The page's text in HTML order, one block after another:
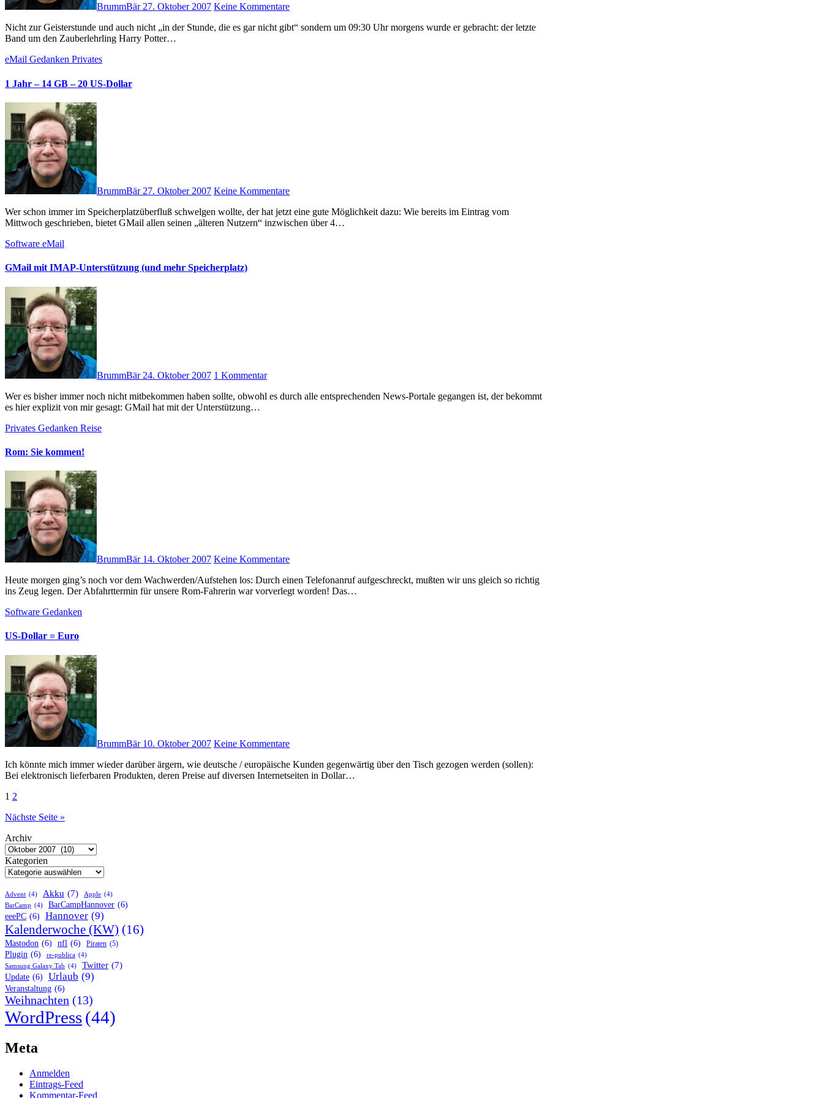
BrummBär27. Oktober 2007 Keine Kommentare
Nicht zur Geisterstunde und auch nicht „in der Stunde, die es gar nicht gibt“ sondern um 09:30 Uhr morgens wurde er gebracht: der letzte
Band um den Zauberlehrling Harry Potter…
eMail Gedanken Privates
1 Jahr – 14 GB – 20 US-Dollar
BrummBär 27. Oktober 2007 Keine Kommentare
Wer schon immer im Speicherplatzüberfluß schwelgen wollte, der hat jetzt eine gute Möglichkeit dazu: Wie bereits im Eintrag vom
Mittwoch geschrieben, bietet GMail allen seinen „älteren Nutzern“ inzwischen über 4…
Software eMail
GMail mit IMAP-Unterstützung (und mehr Speicherplatz)
BrummBär 24. Oktober 2007 1 Kommentar
Wer es bisher immer noch nicht mitbekommen haben sollte, obwohl es durch alle entsprechenden News-Portale gegangen ist, der bekommt
es hier explizit von mir gesagt: GMail hat mit der Unterstützung…
Privates Gedanken Reise
Rom: Sie kommen!
BrummBär 14. Oktober 2007 Keine Kommentare
Heute morgen ging’s noch vor dem Wachwerden/Aufstehen los: Durch einen Telefonanruf aufgeschreckt, mußten wir uns gleich so richtig
ins Zeug legen. Der Abfahrttermin für unsere Rom-Fahrerin war vorverlegt worden! Das…
Software Gedanken
US-Dollar = Euro
BrummBär 10. Oktober 2007 Keine Kommentare
Ich könnte mich immer wieder darüber ärgern, wie deutsche / europäische Kunden gegenwärtig über den Tisch gezogen werden (sollen):
Bei elektronisch lieferbaren Produkten, deren Preise auf diversen Internetseiten in Dollar…
Seitennummerierung
der
Beiträge
1 2
Nächste Seite »
Archiv
Kategorien
Advent (4) Akku (7) Apple (4)
BarCamp (4) BarCampHannover (6)
eeePC (6) Hannover (9)
Kalenderwoche (KW) (16)
Mastodon (6) nfl (6) Piraten (5)
Plugin (6) re-publica (4)
Samsung Galaxy Tab (4) Twitter (7)
Update (6) Urlaub (9)
Veranstaltung (6)
Weihnachten (13)
WordPress(44)
Meta
Anmelden
Eintrags-Feed
Kommentar-Feed